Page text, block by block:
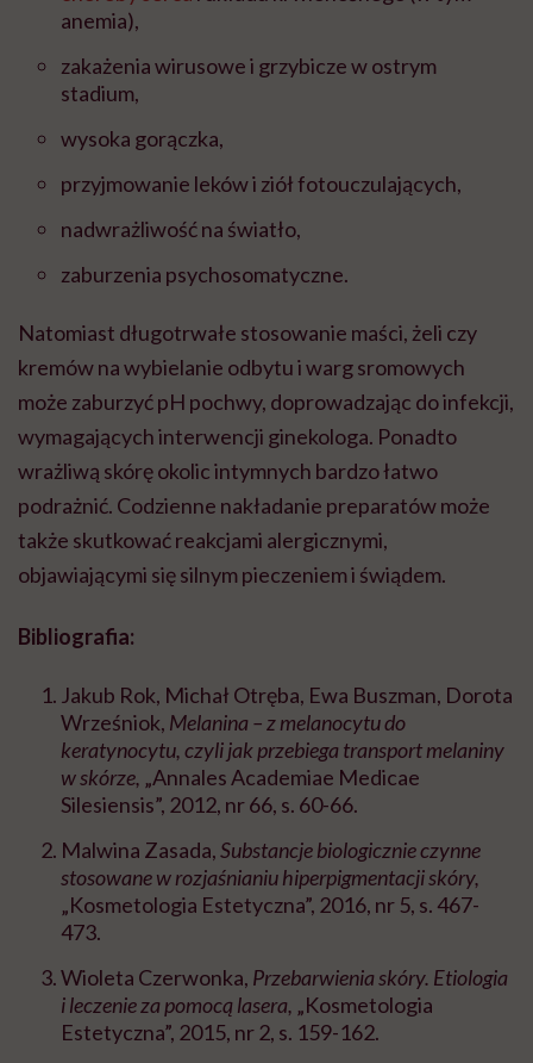
anemia),
zakażenia wirusowe i grzybicze w ostrym
stadium,
wysoka gorączka,
przyjmowanie leków i ziół fotouczulających,
nadwrażliwość na światło,
zaburzenia psychosomatyczne.
Natomiast długotrwałe stosowanie maści, żeli czy
kremów na wybielanie odbytu i warg sromowych
może zaburzyć pH pochwy, doprowadzając do infekcji,
wymagających interwencji ginekologa. Ponadto
wrażliwą skórę okolic intymnych bardzo łatwo
podrażnić. Codzienne nakładanie preparatów może
także skutkować reakcjami alergicznymi,
objawiającymi się silnym pieczeniem i świądem.
Bibliografia:
Jakub Rok, Michał Otręba, Ewa Buszman, Dorota
Wrześniok, Melanina – z melanocytu do
keratynocytu, czyli jak przebiega transport melaniny
w skórze, „Annales Academiae Medicae
Silesiensis”, 2012, nr 66, s. 60-66.
Malwina Zasada,Substancje biologicznie czynne
stosowane w rozjaśnianiu hiperpigmentacji skóry,
„Kosmetologia Estetyczna”, 2016, nr 5, s. 467-
473.
Wioleta Czerwonka, Przebarwienia skóry. Etiologia
i leczenie za pomocą lasera, „Kosmetologia
Estetyczna”, 2015, nr 2, s. 159-162.